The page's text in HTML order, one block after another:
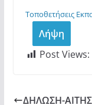
Τοποθετήσεις
Λήψη
Post Views:
ΔΗΛΩΣΗ-